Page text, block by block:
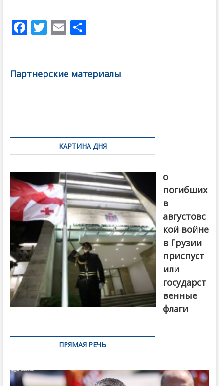
F
b
o
T
er
E
l
О
а
в
Партнерские материалы
по
записямКАРТИНА ДНЯ
о
погибших
в
августовс
кой войне
в Грузии
приспуст
или
государст
венные
флаги
ПРЯМАЯ РЕЧЬ